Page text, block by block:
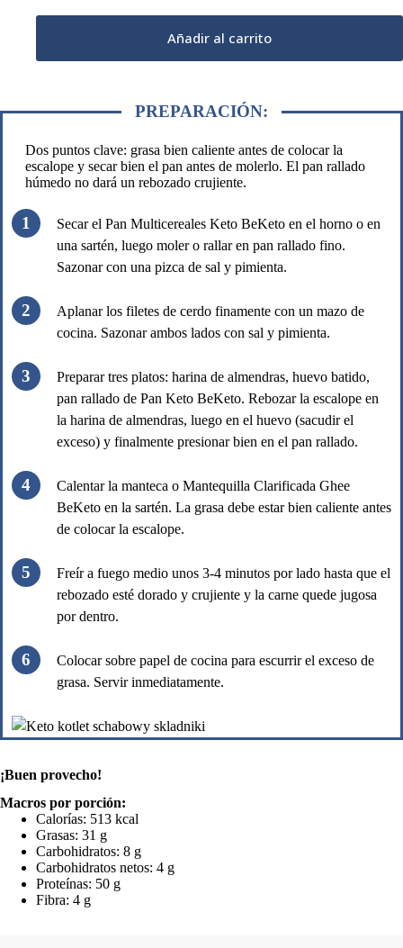
Añadir al carrito
PREPARACIÓN:
Dos puntos clave: grasa bien caliente antes de colocar la
escalope y secar bien el pan antes de molerlo. El pan rallado
húmedo no dará un rebozado crujiente.
Secar el Pan Multicereales Keto BeKeto en el horno o en
una sartén, luego moler o rallar en pan rallado fino.
Sazonar con una pizca de sal y pimienta.
Aplanar los filetes de cerdo finamente con un mazo de
cocina. Sazonar ambos lados con sal y pimienta.
Preparar tres platos: harina de almendras, huevo batido,
pan rallado de Pan Keto BeKeto. Rebozar la escalope en
la harina de almendras, luego en el huevo (sacudir el
exceso) y finalmente presionar bien en el pan rallado.
Calentar la manteca o Mantequilla Clarificada Ghee
BeKeto en la sartén. La grasa debe estar bien caliente antes
de colocar la escalope.
Freír a fuego medio unos 3-4 minutos por lado hasta que el
rebozado esté dorado y crujiente y la carne quede jugosa
por dentro.
Colocar sobre papel de cocina para escurrir el exceso de
grasa. Servir inmediatamente.
¡Buen provecho!
Macros por porción:
Calorías: 513 kcal
Grasas: 31 g
Carbohidratos: 8 g
Carbohidratos netos: 4 g
Proteínas: 50 g
Fibra: 4 g